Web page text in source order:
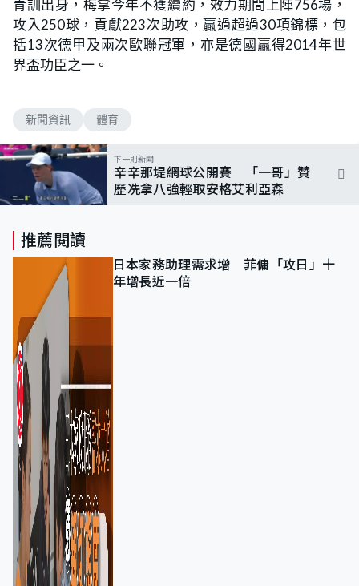
青訓出身，梅拿今年不獲續約，效力期間上陣756場，
攻入250球，貢獻223次助攻，贏過超過30項錦標，包
括13次德甲及兩次歐聯冠軍，亦是德國贏得2014年世
界盃功臣之一。
新聞資訊 體育
下一則新聞
辛辛那堤網球公開賽 「一哥」贊
歷冼拿八強輕取安格艾利亞森
推薦閱讀
日本家務助理需求增 菲傭「攻日」十
年增長近一倍